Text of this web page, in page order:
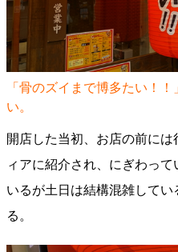
「骨のズイまで博多たい！
い。
開店した当初、お店の前に
ィアに紹介され、にぎわっ
いるが土日は結構混雑して
る。